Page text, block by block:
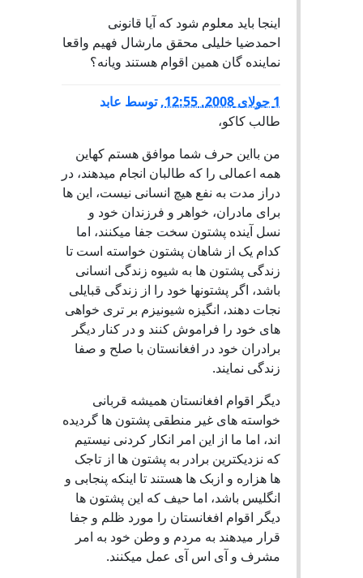
اینجا باید معلوم شود که آیا قانونی
احمدضیا خلیلی محقق مارشال فهیم واقعا
نماینده گان همین اقوام هستند ویانه؟
1 جولای 2008, 12:55 ,توسط عابد
طالب کاکو،
من بااین حرف شما موافق هستم کهاین
همه اعمالی را که طالبان انجام میدهند، در
دراز مدت به نفع هیچ انسانی نیست، این ها
برای مادران، خواهر و فرزندان خود و
نسل آینده پشتون سخت جفا میکنند، اما
کدام یک از شاهان پشتون خواسته است تا
زندگی پشتون ها به شیوه زندگی انسانی
باشد، اگر پشتونها خود را از زندگی قبایلی
نجات دهند، انگیزه شیونیزم بر تری خواهی
های خود را فراموش کنند و در کنار دیگر
برادران خود در افغانستان با صلح و صفا
زندگی نمایند.
دیگر اقوام افغانستان همیشه قربانی
خواسته های غیر منطقی پشتون ها گردیده
اند، اما ما از این امر انکار کردنی نیستیم
که نزدیکترین برادر به پشتون ها از تاجک
ها هزاره و ازبک ها هستند تا اینکه پنجابی و
انگلیس باشد، اما حیف که این پشتون ها
دیگر اقوام افغانستان را مورد ظلم و جفا
قرار میدهند به مردم و وطن خود به امر
مشرف و آی اس آی عمل میکنند.